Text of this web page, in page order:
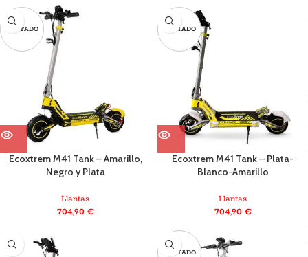
AGOTADO
Ecoxtrem M41 Tank – Amarillo,
Negro y Plata
Llantas
704,90 €
AGOTADO
Ecoxtrem M41 Tank – Plata-
Blanco-Amarillo
Llantas
704,90 €
AGOTADO